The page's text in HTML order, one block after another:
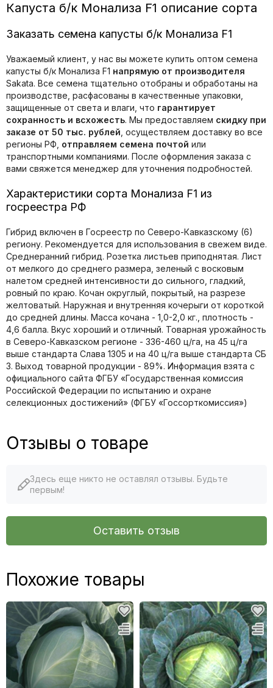
Капуста б/к Монализа F1 описание сорта
Заказать семена капусты б/к Монализа F1
Уважаемый клиент, у нас вы можете купить оптом семена
капусты б/к Монализа F1 напрямую от производителя
Sakata. Все семена тщательно отобраны и обработаны на
производстве, расфасованы в качественные упаковки,
защищенные от света и влаги, что гарантирует
сохранность и всхожесть. Мы предоставляем скидку при
заказе от 50 тыс. рублей , осуществляем доставку во все
регионы РФ, отправляем семена почтой или
транспортными компаниями. После оформления заказа с
вами свяжется менеджер для уточнения подробностей.
Характеристики сорта Монализа F1 из
госреестра РФ
Гибрид включен в Госреестр по Северо-Кавказскому (6)
региону. Рекомендуется для использования в свежем виде.
Среднеранний гибрид. Розетка листьев приподнятая. Лист
от мелкого до среднего размера, зеленый с восковым
налетом средней интенсивности до сильного, гладкий,
ровный по краю. Кочан округлый, покрытый, на разрезе
желтоватый. Наружная и внутренняя кочерыги от короткой
до средней длины. Масса кочана - 1,0-2,0 кг., плотность -
4,6 балла. Вкус хороший и отличный. Товарная урожайность
в Северо-Кавказском регионе - 336-460 ц/га, на 45 ц/га
выше стандарта Слава 1305 и на 40 ц/га выше стандарта СБ
3. Выход товарной продукции - 89%. Информация взята с
официального сайта ФГБУ «Государственная комиссия
Российской Федерации по иcпытанию и охране
селекционных достижений» (ФГБУ «Госсорткомиссия»)
Отзывы о товаре
Здесь еще никто не оставлял отзывы. Будьте
первым!
Оставить отзыв
Похожие товары